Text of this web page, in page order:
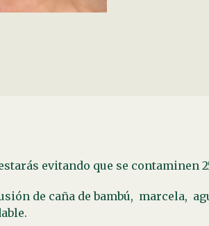
evitando que se contaminen
de caña de bambú, marcela,